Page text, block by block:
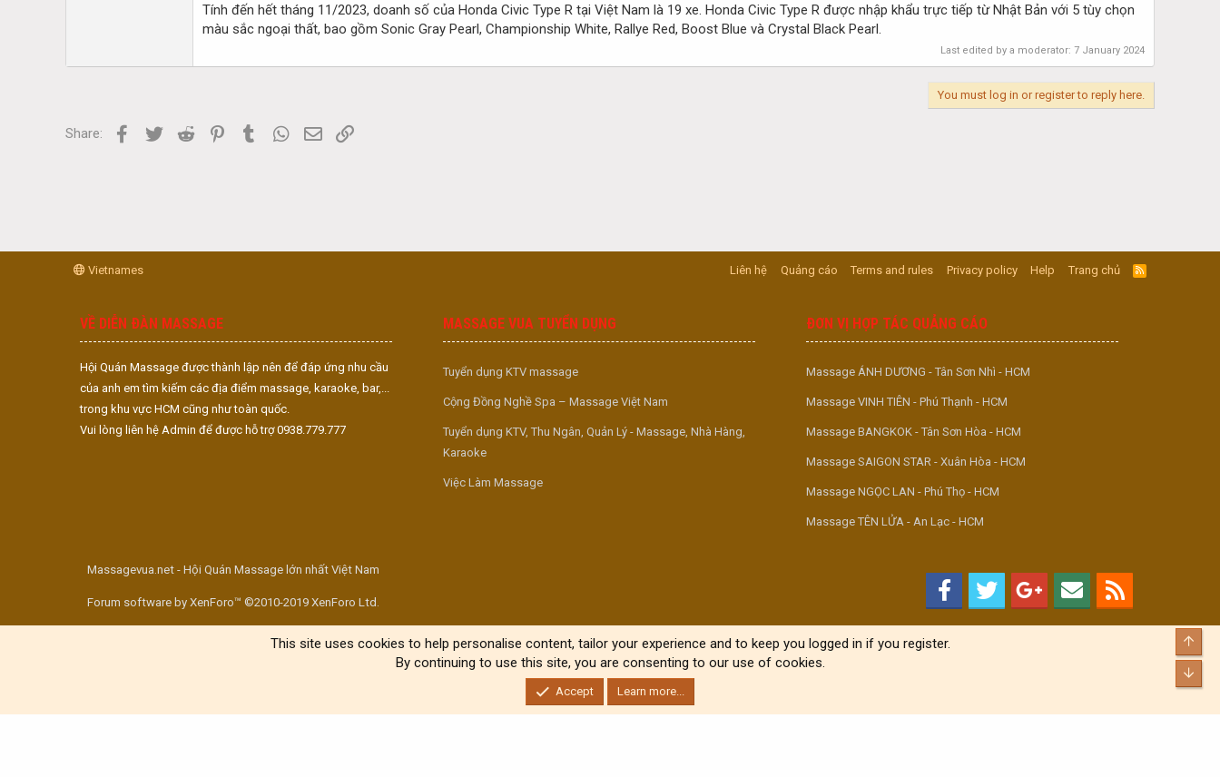
Tính đến hết tháng 11/2023, doanh số của Honda Civic Type R tại Việt Nam là 19 xe. Honda Civic Type R được nhập khẩu trực tiếp từ Nhật Bản với 5 tùy chọn
màu sắc ngoại thất, bao gồm Sonic Gray Pearl, Championship White, Rallye Red, Boost Blue và Crystal Black Pearl.
Last edited by a moderator: 7 January 2024
You must log in or register to reply here.
Share: Facebook
Twitter Reddit PinterestTumblr WhatsApp
Email
Vietnames Liên hệ Quảng cáo Terms and rules Privacy policy Help Trang chủ
R
S
VỀ DIỄN ĐÀN MASSAGE
Hội Quán Massage được thành lập nên để đáp ứng nhu cầu
của anh em tìm kiếm các địa điểm massage, karaoke, bar,...
trong khu vực HCM cũng như toàn quốc.
Vui lòng liên hệ Admin để được hỗ trợ 0938.779.777
MASSAGE VUA TUYỂN DỤNG
Tuyển dụng KTV massage
Cộng Đồng Nghề Spa – Massage Việt Nam
Tuyển dụng KTV, Thu Ngân, Quản Lý - Massage, Nhà Hàng,
Karaoke
Việc Làm Massage
ĐƠN VỊ HỢP TÁC QUẢNG CÁO
Massage ÁNH DƯƠNG - Tân Sơn Nhì - HCM
Massage VINH TIÊN - Phú Thạnh - HCM
Massage BANGKOK - Tân Sơn Hòa - HCM
Massage SAIGON STAR - Xuân Hòa - HCM
Massage NGỌC LAN - Phú Thọ - HCM
Massage TÊN LỬA - An Lạc - HCM
Massagevua.net - Hội Quán Massage lớn nhất Việt Nam
Forum software by XenForo™ ©2010-2019 XenForo Ltd.
This site uses cookies to help personalise content, tailor your experience and to keep you logged in if you register.
By continuing to use this site, you are consenting to our use of cookies.
Accept Learn more...
Top